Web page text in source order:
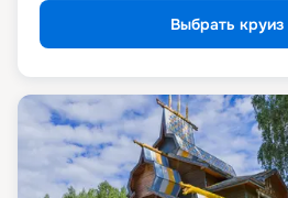
Выбрать круиз